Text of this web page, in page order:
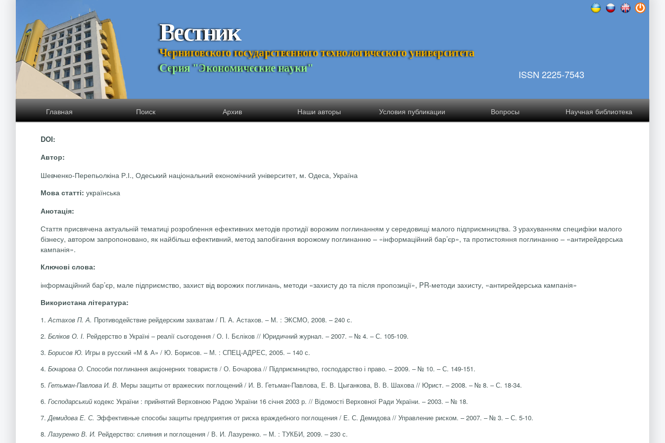
Вестник
Черниговского государственного технологического университета
Серия "Экономические науки" ISSN 2225-7543
Главная Поиск Архив Наши авторы Условия публикации Вопросы Научная библиотека
DOI:
Автор:
Шевченко-Перепьолкіна Р.І., Одеський національний економічний університет, м. Одеса, Україна
Мова статті: українська
Анотація:
Стаття присвячена актуальній тематиці розроблення ефективних методів протидії ворожим поглинанням у середовищі малого підприємництва. З урахуванням специфіки малого
бізнесу, автором запропоновано, як найбільш ефективний, метод запобігання ворожому поглинанню – «інформаційний бар’єр», та протистояння поглинанню – «антирейдерська
кампанія».
Ключові слова:
інформаційний бар’єр, мале підприємство, захист від ворожих поглинань, методи «захисту до та після пропозиції», PR-методи захисту, «антирейдерська кампанія»
Використана література:
1. Астахов П. А. Противодействие рейдерским захватам / П. А. Астахов. – М. : ЭКСМО, 2008. – 240 с.
2. Бєліков О. І. Рейдерство в Україні – реалії сьогодення / О. І. Бєліков // Юридичний журнал. – 2007. – № 4. – С. 105-109.
3. Борисов Ю. Игры в русский «М & А» / Ю. Борисов. – М. : СПЕЦ-АДРЕС, 2005. – 140 с.
4. Бочарова О. Способи поглинання акціонерних товариств / О. Бочарова // Підприєм­ництво, господарство і право. – 2009. – № 10. – С. 149-151.
5. Гетьман-Павлова И. В. Меры защиты от вражеских поглощений / И. В. Гетьман-Павлова, Е. В. Цыганкова, В. В. Шахова // Юрист. – 2008. – № 8. – С. 18-34.
6. Господарський кодекс України : прийнятий Верховною Радою України 16 січня 2003 р. // Відомості Верховної Ради України. – 2003. – № 18.
7. Демидова Е. С. Эффективные способы защиты предприятия от риска враждебного поглощения / Е. С. Демидова // Управление риском. – 2007. – № 3. – С. 5-10.
8. Лазуренко В. И. Рейдерство: слияния и поглощения / В. И. Лазуренко. – М. : ТУКБИ, 2009. – 230 с.